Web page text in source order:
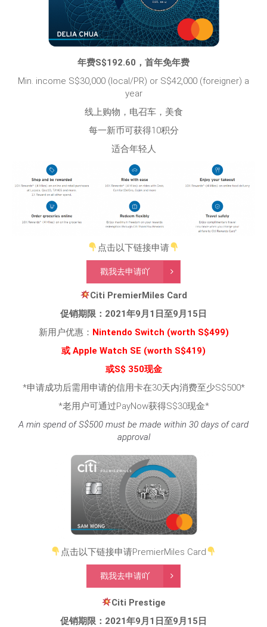
年费S$192.60，首年免年费
Min. income S$30,000 (local/PR) or S$42,000 (foreigner) a
year
线上购物，电召车，美食
每一新币可获得10积分
适合年轻人
点击以下链接申请
戳我去申请吖
Citi PremierMiles Card
促销期限：2021年9月1日至9月15日
新用户优惠： Nintendo Switch (worth S$499)
或 Apple Watch SE (worth S$419)
或S$ 350现金
*申请成功后需用申请的信用卡在30天内消费至少S$500*
*老用户可通过PayNow获得S$30现金*
A min spend of S$500 must be made within 30 days of card
approval
点击以下链接申请PremierMiles Card
戳我去申请吖
Citi Prestige
促销期限：2021年9月1日至9月15日